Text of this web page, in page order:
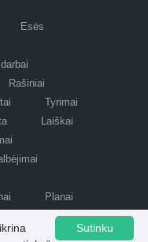
Esės
Rašiniai
Tyrimai
Laiškai
Planai
Sutinku